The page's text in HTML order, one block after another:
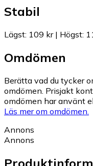
Stabil
Lägst: 109 kr| Högst:
Omdömen
Berätta vad du tycker
omdömen. Prisjakt
omdömen har använt
Läs mer om omdömen.
Annons
Annons